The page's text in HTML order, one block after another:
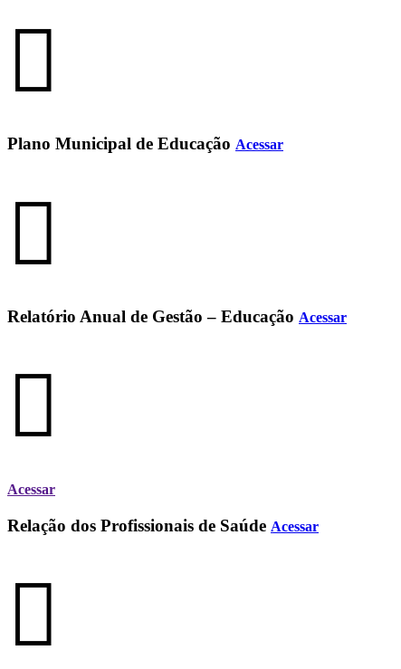
Plano Municipal de Educação Acessar
Relatório Anual de Gestão – Educação Acessar
Acessar
Relação dos Profissionais de Saúde Acessar